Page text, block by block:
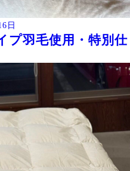
日
羽毛使用・特別仕